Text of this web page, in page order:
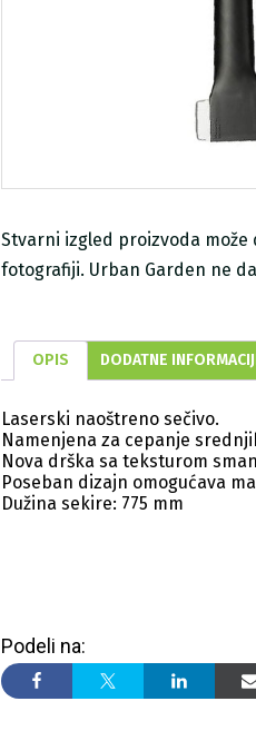
Stvarni izgled proizvoda
fotografiji. Urban Garden ne
OPIS DODATNE
Laserski naoštreno sečivo.
Namenjena za cepanje
Nova drška sa teksturom
Poseban dizajn omogućava
Dužina sekire: 775 mm
Podeli na: